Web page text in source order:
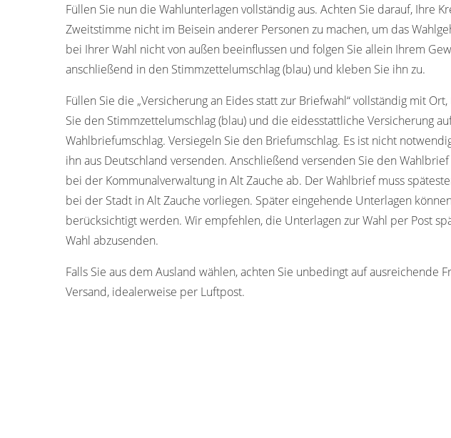
Füllen Sie nun die Wahlunterlagen vollständig aus. Achten Sie darauf, Ihre
Zweitstimme nicht im Beisein anderer Personen zu machen, um das
bei Ihrer Wahl nicht von außen beeinflussen und folgen Sie allein Ihrem
anschließend in den Stimmzettelumschlag (blau) und kleben Sie ihn zu.
Füllen Sie die „Versicherung an Eides statt zur Briefwahl“ vollständig mit
Sie den Stimmzettelumschlag (blau) und die eidesstattliche Versicherung
Wahlbriefumschlag. Versiegeln Sie den Briefumschlag. Es ist nicht
ihn aus Deutschland versenden. Anschließend versenden Sie den
bei der Kommunalverwaltung in Alt Zauche ab. Der Wahlbrief muss
bei der Stadt in Alt Zauche vorliegen. Später eingehende Unterlagen
berücksichtigt werden. Wir empfehlen, die Unterlagen zur Wahl per Post
Wahl abzusenden.
Falls Sie aus dem Ausland wählen, achten Sie unbedingt auf ausreichende
Versand, idealerweise per Luftpost.